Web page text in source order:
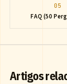
05
FAQ (50
Artigos